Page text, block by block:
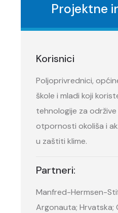
Projektne
Korisnici
Poljoprivrednici,
škole i mladi koji
tehnologije za
otpornosti okoliša i
u zaštiti klime.
Partneri:
Manfred-Hermsen-
Argonauta; Hrvatska;